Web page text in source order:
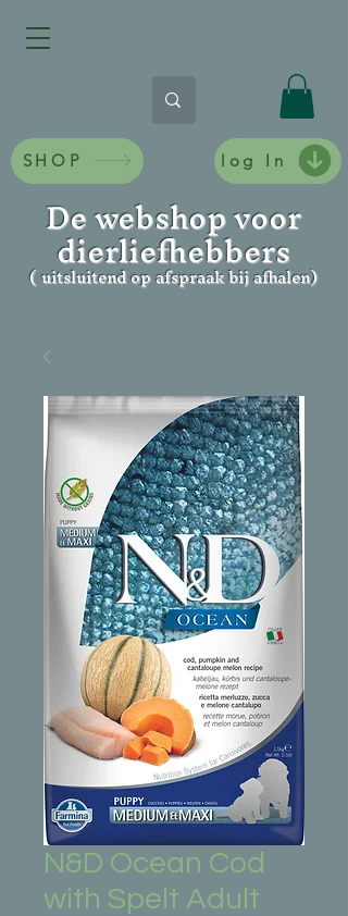
SHOP log In
De webshop voor
dierliefhebbers
( uitsluitend op afspraak bij afhalen)
N&D Ocean Cod
with Spelt Adult